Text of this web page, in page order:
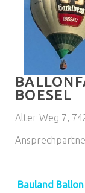
BOESEL
Alter Weg 7,
Bauland Ballon